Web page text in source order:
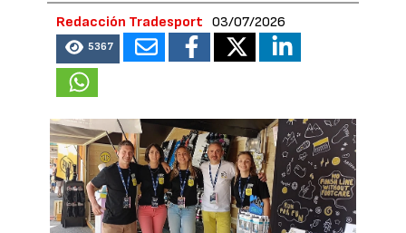
Redacción Tradesport 03/07/2026
5367